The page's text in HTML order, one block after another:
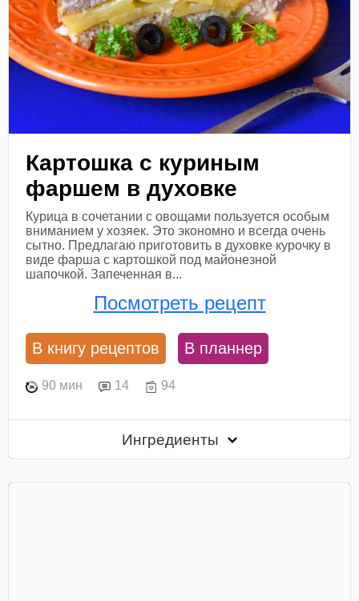
Картошка с куриным
фаршем в духовке
Курица в сочетании с овощами пользуется особым
вниманием у хозяек. Это экономно и всегда очень
сытно. Предлагаю приготовить в духовке курочку в
виде фарша с картошкой под майонезной
шапочкой. Запеченная в...
Посмотреть рецепт
В книгу рецептов В планнер
90 мин 14 94
Ингредиенты